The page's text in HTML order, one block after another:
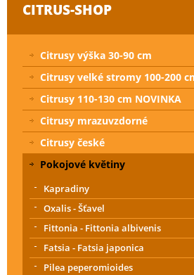
CITRUS-SHOP
Citrusy výška 30-90 cm
Citrusy velké stromy 100-200
Citrusy 110-130 cm NOVINKA
Citrusy mrazuvzdorné
Citrusy české
Pokojové květiny
Kapradiny
Oxalis - Šťavel
Fittonia - Fittonia albivenis
Fatsia - Fatsia japonica
Pilea peperomioides